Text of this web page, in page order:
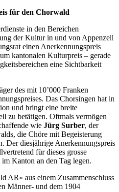
für den Chorwald
in den Bereichen
der Kultur in und von Appenzell
einen Anerkennungspreis
kantonalen Kulturpreis – gerade
eine Sichtbarkeit
des mit 10’000 Franken
Das Chorsingen hat in
und bringt eine breite
zu betätigen. Oftmals vermögen
wie Jürg Surber, der
die Chöre mit Begeisterung
Der diesjährige Anerkennungspreis
für dieses grosse
Kanton an den Tag legen.
AR» aus einem Zusammenschluss
Männer- und dem 1904